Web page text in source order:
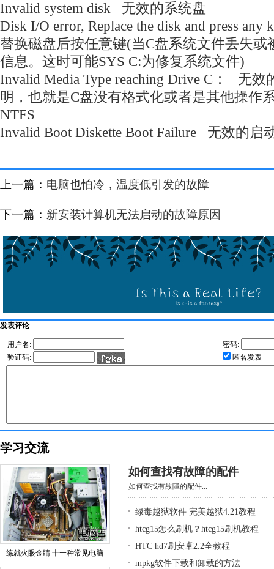
Invalid system disk 无效的系统盘
Disk I/O error, Replace the disk and press
替换磁盘后按任意键(当C盘系统文件丢失或
信息。这时可能SYS C:为修复系统文件)
Invalid Media Type reaching Drive C： 无效
明，也就是C盘没有格式化或者是其他操作
NTFS
Invalid Boot Diskette Boot Failure 无效的启
上一篇： 电脑也怕冷，温度低引发的故障
下一篇： 新安装计算机无法启动的故障原因
发表评论
用户名:
密码:
验证码:
匿名发表
学习交流
练就火眼金睛 十一种常见电脑
如何查找有故障的配件
如何查找有故障的配件...
绿毒越狱软件 完美越狱4.21教程
htcg15怎么刷机？htcg15刷机教程
HTC hd7刷安卓2.2全教程
mpkg软件下载和卸载的方法